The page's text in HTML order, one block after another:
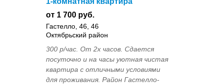
от 1 700 руб.
Гастелло, 46, 46
Октябрьский район
300 р/час. От 2х часов. Сдается
посуточно и на часы уютная чистая
квартира с отличными условиями
для проживания. Район Гастелло-